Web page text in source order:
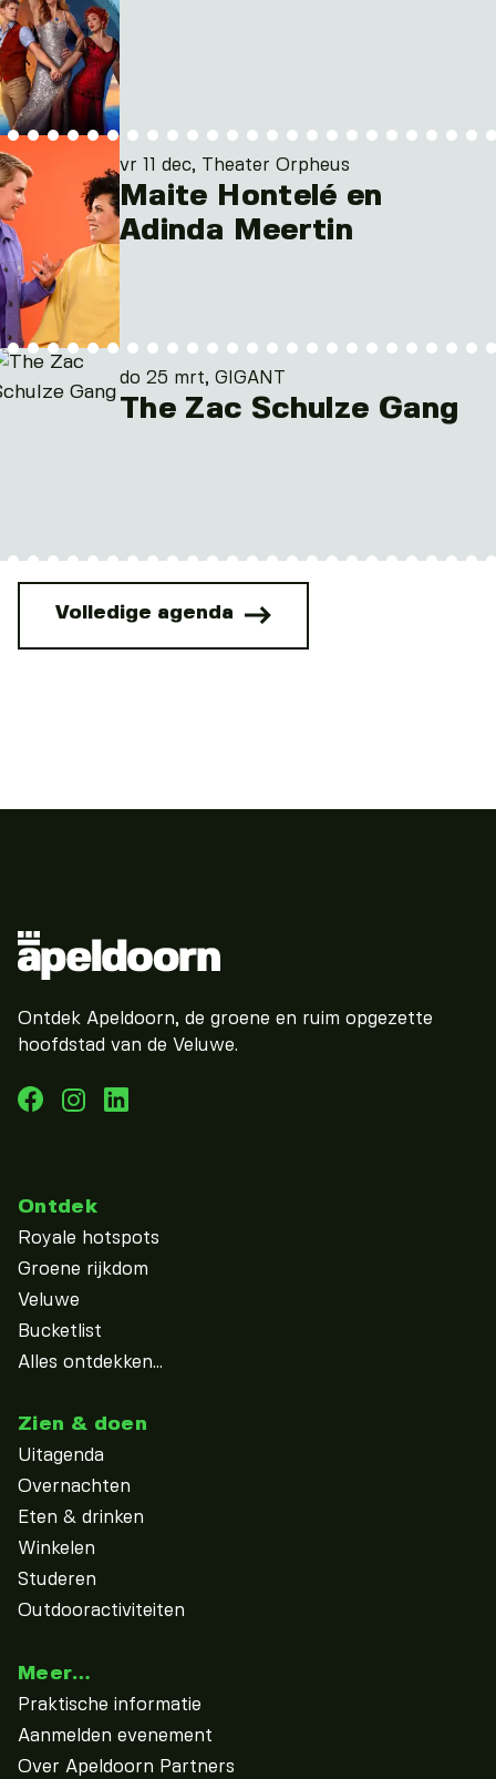
vr 11 dec, Theater Orpheus
Maite Hontelé en
Adinda Meertin
do 25 mrt, GIGANT
The Zac Schulze Gang
Volledige agenda
Ontdek Apeldoorn, de groene en ruim opgezette
hoofdstad van de Veluwe.
Ontdek
Royale hotspots
Groene rijkdom
Veluwe
Bucketlist
Alles ontdekken...
Zien & doen
Uitagenda
Overnachten
Eten & drinken
Winkelen
Studeren
Outdooractiviteiten
Meer…
Praktische informatie
Aanmelden evenement
Over Apeldoorn Partners